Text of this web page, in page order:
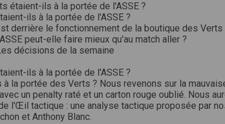
étaient-ils à la portée de l'ASSE ?
ils à la portée de l'ASSE ?
derrière le fonctionnement de la boutique des Verts
peut-elle faire mieux qu'au match aller ?
décisions de la semaine
ils à la portée de l'ASSE ?
la portée des Verts ? Nous revenons sur la
un penalty raté et un carton rouge oublié. Nous
l'Œil tactique : une analyse tactique proposée par
et Anthony Blanc.